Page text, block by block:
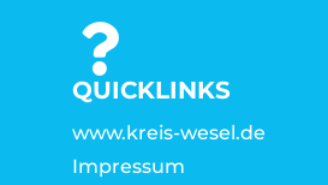
QUICKLINKS
www.kreis-wesel.de
Impressum